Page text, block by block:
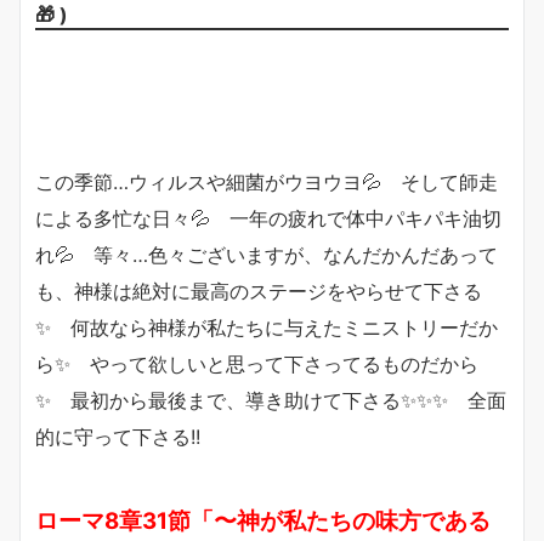
🎁 )
この季節…ウィルスや細菌がウヨウヨ💦 そして師走
による多忙な日々💦 一年の疲れで体中パキパキ油切
れ💦 等々…色々ございますが、なんだかんだあって
も、神様は絶対に最高のステージをやらせて下さる
✨ 何故なら神様が私たちに与えたミニストリーだか
ら✨ やって欲しいと思って下さってるものだから
✨ 最初から最後まで、導き助けて下さる✨✨✨ 全面
的に守って下さる!!
ローマ8章31節「〜神が私たちの味方である